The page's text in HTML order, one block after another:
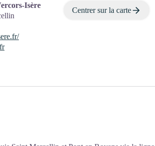
Isère
Centrer sur la carte